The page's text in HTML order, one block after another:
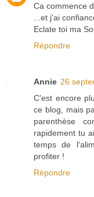
Ca commence
...et j'ai
Eclate toi ma
Répondre
Annie 26
C'est encore
ce blog, mais
parenthèse
rapidement tu
temps de
profiter !
Répondre